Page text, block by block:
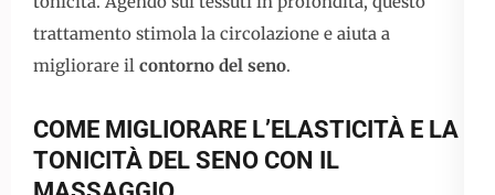
trattamento stimola la circolazione e aiuta a
migliorare il contorno del seno.
COME MIGLIORARE L’ELASTICITÀ E LA
TONICITÀ DEL SENO CON IL